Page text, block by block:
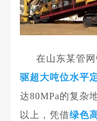
在山东某管网
驱超大吨位水平
达80MPa的复杂
以上，凭借绿色